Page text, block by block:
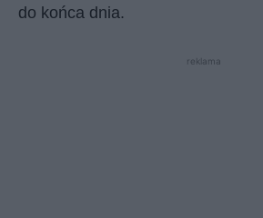
do końca dnia.
reklama